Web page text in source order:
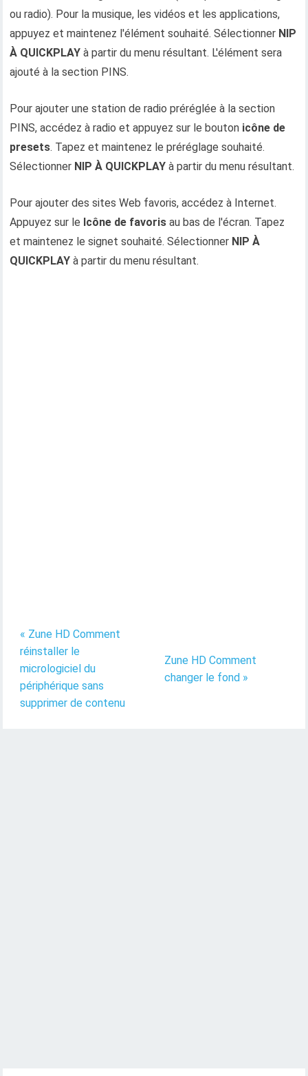
ou radio). Pour la musique, les vidéos et les applications,
appuyez et maintenez l'élément souhaité. Sélectionner NIP
À QUICKPLAY à partir du menu résultant. L'élément sera
ajouté à la section PINS.
Pour ajouter une station de radio préréglée à la section
PINS, accédez à radio et appuyez sur le bouton icône de
presets. Tapez et maintenez le préréglage souhaité.
Sélectionner NIP À QUICKPLAY à partir du menu résultant.
Pour ajouter des sites Web favoris, accédez à Internet.
Appuyez sur le Icône de favoris au bas de l'écran. Tapez
et maintenez le signet souhaité. Sélectionner NIP À
QUICKPLAY à partir du menu résultant.
« Zune HD Comment
réinstaller le
micrologiciel du
périphérique sans
supprimer de contenu
Zune HD Comment
changer le fond »